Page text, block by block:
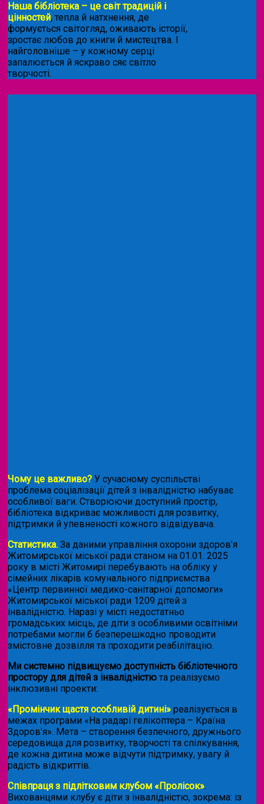
Наша бібліотека – це світ традицій і
цінностей, тепла й натхнення, де
формується світогляд, оживають історії,
зростає любов до книги й мистецтва. І
найголовніше – у кожному серці
запалюється й яскраво сяє світло
творчості.
Чому це важливо? У сучасному суспільстві
проблема соціалізації дітей з інвалідністю набуває
особливої ваги. Створюючи доступний простір,
бібліотека відкриває можливості для розвитку,
підтримки й упевненості кожного відвідувача.
Статистика. За даними управління охорони здоров’я
Житомирської міської ради станом на 01.01. 2025
року в місті Житомирі перебувають на обліку у
сімейних лікарів комунального підприємства
«Центр первинної медико-санітарної допомоги»
Житомирської міської ради 1209 дітей з
інвалідністю. Наразі у місті недостатньо
громадських місць, де діти з особливими освітніми
потребами могли б безперешкодно проводити
змістовне дозвілля та проходити реабілітацію.
Ми системно підвищуємо доступність бібліотечного
простору для дітей з інвалідністю та реалізуємо
інклюзивні проекти:
«Промінчик щастя особливій дитині» реалізується в
межах програми «На радарі гелікоптера – Країна
Здоров’я». Мета – створення безпечного, дружнього
середовища для розвитку, творчості та спілкування,
де кожна дитина може відчути підтримку, увагу й
радість відкриттів.
Співпраця з підлітковим клубом «Пролісок».
Вихованцями клубу є діти з інвалідністю, зокрема: із